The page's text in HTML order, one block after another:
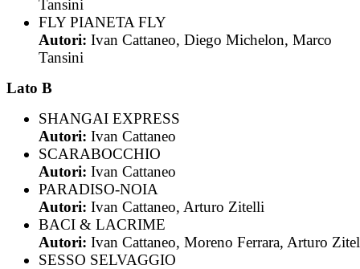
Tansini
FLY PIANETA FLY
Autori: Ivan Cattaneo, Diego Michelon, Marco
Tansini
Lato B
SHANGAI EXPRESS
Autori: Ivan Cattaneo
SCARABOCCHIO
Autori: Ivan Cattaneo
PARADISO-NOIA
Autori: Ivan Cattaneo, Arturo Zitelli
BACI & LACRIME
Autori: Ivan Cattaneo, Moreno Ferrara, Arturo
SESSO SELVAGGIO